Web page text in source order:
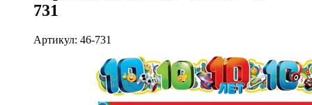
731
Артикул: 46-731